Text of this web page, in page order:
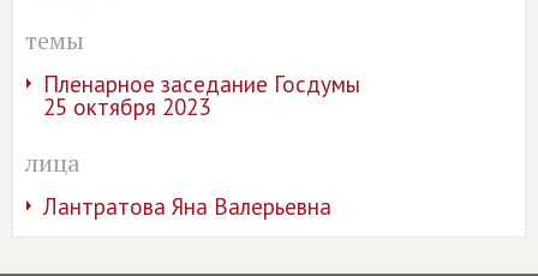
темы
Пленарное заседание Госдумы
25 октября 2023
лица
Лантратова Яна Валерьевна